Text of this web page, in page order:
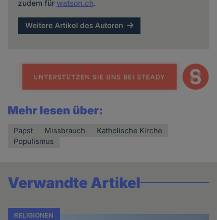
zudem für watson.ch.
Weitere Artikel des Autoren
Mehr lesen über:
Papst Missbrauch
Katholische Kirche
Populismus
Verwandte Artikel
RELIGIONEN